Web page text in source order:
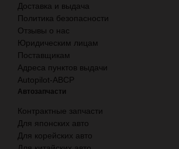
Доставка и выдача
Политика безопасности
Отзывы о нас
Юридическим лицам
Поставщикам
Адреса пунктов выдачи
Autopilot-ABCP
Автозапчасти
Контрактные запчасти
Для японских авто
Для корейских авто